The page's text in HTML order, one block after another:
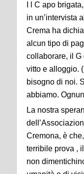
I l C apo
in un’intervista
Crema ha
alcun tipo di
collaborare, il
vitto e alloggio.
bisogno di noi.
abbiamo.
La nostra
Cremona, è
terribile prova ,
non